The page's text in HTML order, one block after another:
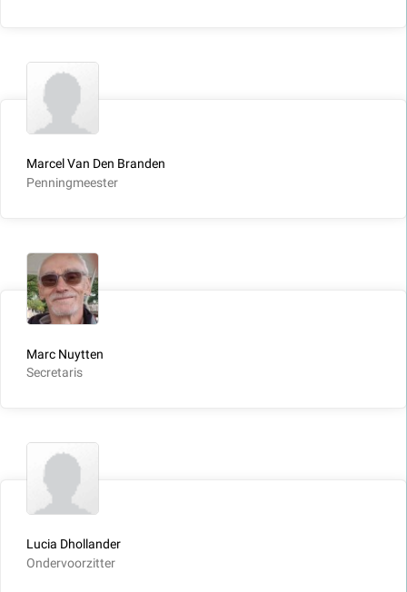
Marcel Van Den Branden
Penningmeester
Marc Nuytten
Secretaris
Lucia Dhollander
Ondervoorzitter